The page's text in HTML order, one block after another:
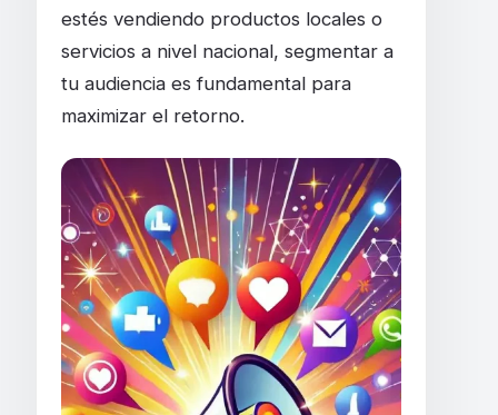
estés vendiendo productos locales o
servicios a nivel nacional, segmentar a
tu audiencia es fundamental para
maximizar el retorno.